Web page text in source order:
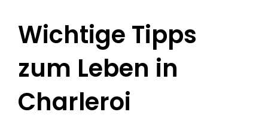
Wichtige Tipps
zum Leben in
Charleroi